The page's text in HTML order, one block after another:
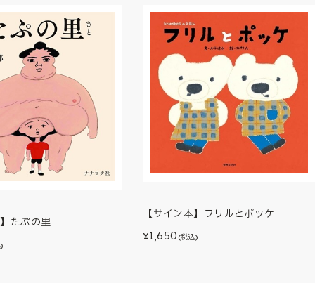
】たぷの里
【サイン本】フリルとポッケ
¥1,650 (税込)